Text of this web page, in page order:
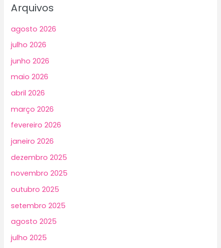
Arquivos
agosto 2026
julho 2026
junho 2026
maio 2026
abril 2026
março 2026
fevereiro 2026
janeiro 2026
dezembro 2025
novembro 2025
outubro 2025
setembro 2025
agosto 2025
julho 2025